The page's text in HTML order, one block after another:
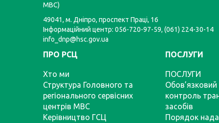
МВС)
49041, м. Дніпро, проспект Праці, 16
Інформаційний центр: 056-720-97-59, (061) 224-30-14
info_dnp@hsc.gov.ua
ПРО РСЦ
Хто ми
Структура Головного та
регіонального сервісних
центрів МВС
Керівництво ГСЦ
ПОСЛУГИ
ПОСЛУГИ
Обов’язковий
контроль
засобів
Порядок